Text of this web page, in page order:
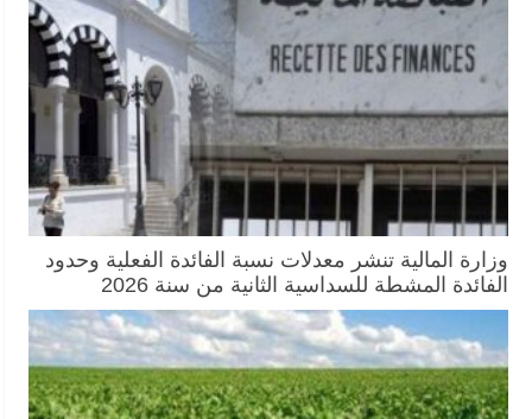
وزارة المالية تنشر معدلات نسبة الفائدة الفعلية وحدود
الفائدة المشطة للسداسية الثانية من سنة 2026